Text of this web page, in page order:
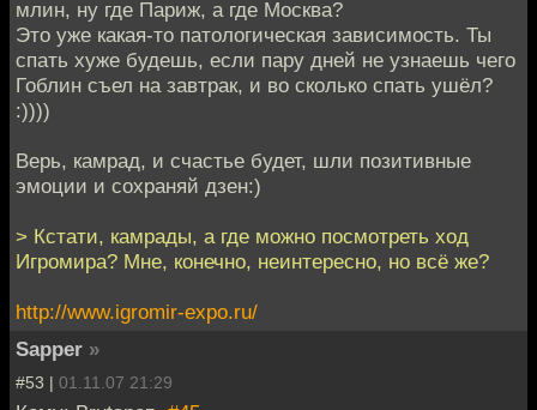
млин, ну где Париж, а где Москва?
Это уже какая-то патологическая зависимость. Ты
спать хуже будешь, если пару дней не узнаешь чего
Гоблин съел на завтрак, и во сколько спать ушёл?
:))))
Верь, камрад, и счастье будет, шли позитивные
эмоции и сохраняй дзен:)
> Кстати, камрады, а где можно посмотреть ход
Игромира? Мне, конечно, неинтересно, но всё же?
http://www.igromir-expo.ru/
Sapper »
#53 | 01.11.07 21:29